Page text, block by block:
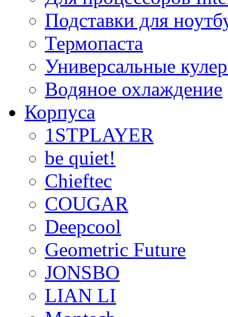
Подставки для
Термопаста
Универсальные
Водяное охлаждение
Корпуса
1STPLAYER
be quiet!
Chieftec
COUGAR
Deepcool
Geometric Future
JONSBO
LIAN LI